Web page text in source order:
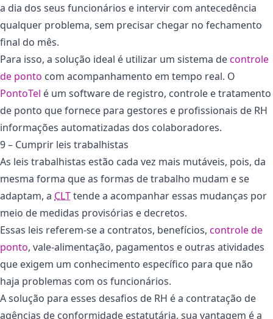
a dia dos seus funcionários e intervir com antecedência
qualquer problema, sem precisar chegar no fechamento
final do mês.
Para isso, a solução ideal é utilizar um sistema decontrole
de ponto com acompanhamento em tempo real. O
PontoTel é um software de registro, controle e tratamento
de ponto que fornece para gestores e profissionais de RH
informações automatizadas dos colaboradores.
9 – Cumprir leis trabalhistas
As leis trabalhistas estão cada vez mais mutáveis, pois, da
mesma forma que as formas de trabalho mudam e se
adaptam, a CLTtende a acompanhar essas mudanças por
meio de medidas provisórias e decretos.
Essas leis referem-se a contratos, benefícios, controle de
ponto, vale-alimentação, pagamentos e outras atividades
que exigem um conhecimento específico para que não
haja problemas com os funcionários.
A solução para esses desafios de RH é a contratação de
agências de conformidade estatutária, sua vantagem é a